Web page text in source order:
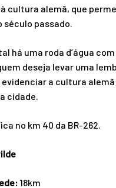
cultura alemã, que
século passado.
há uma roda d’água
deseja levar uma
evidenciar a cultura
cidade.
no km 40 da BR-262.
18km